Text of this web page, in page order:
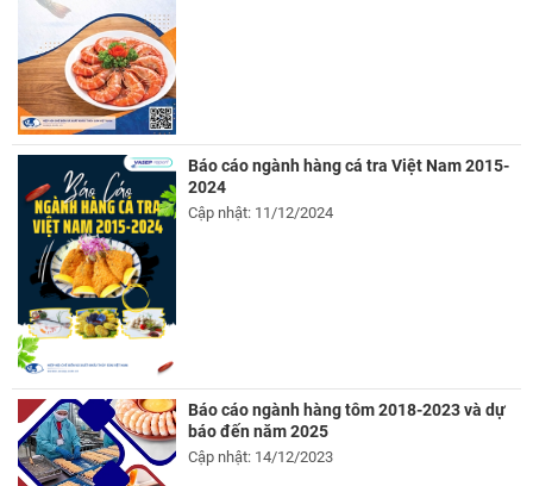
Báo cáo ngành hàng cá tra Việt Nam 2015-
2024
Cập nhật: 11/12/2024
Báo cáo ngành hàng tôm 2018-2023 và dự
báo đến năm 2025
Cập nhật: 14/12/2023